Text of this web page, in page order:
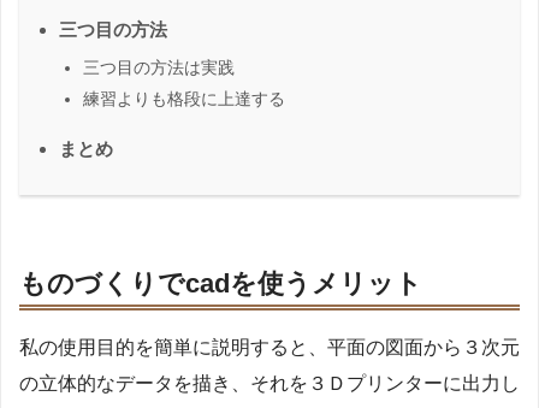
三つ目の方法
三つ目の方法は実践
練習よりも格段に上達する
まとめ
ものづくりでcadを使うメリット
私の使用目的を簡単に説明すると、平面の図面から３次元
の立体的なデータを描き、それを３Ｄプリンターに出力し